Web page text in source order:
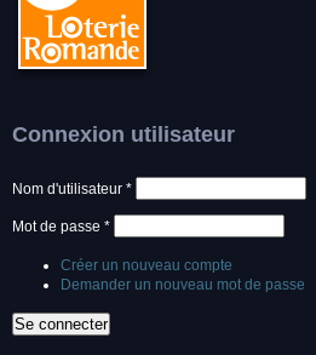
Connexion utilisateur
Nom d'utilisateur *
Mot de passe *
Créer un nouveau compte
Demander un nouveau mot de passe